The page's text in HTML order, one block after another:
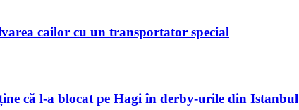
cailor cu un transportator special
că l-a blocat pe Hagi în derby-urile din Istanbul